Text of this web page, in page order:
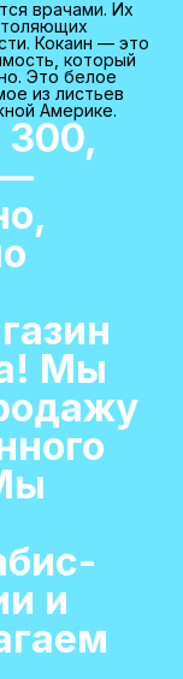
врачами. Их
Кокаин — это
который
Это белое
из листьев
Америке.
300,
—
Мы
и